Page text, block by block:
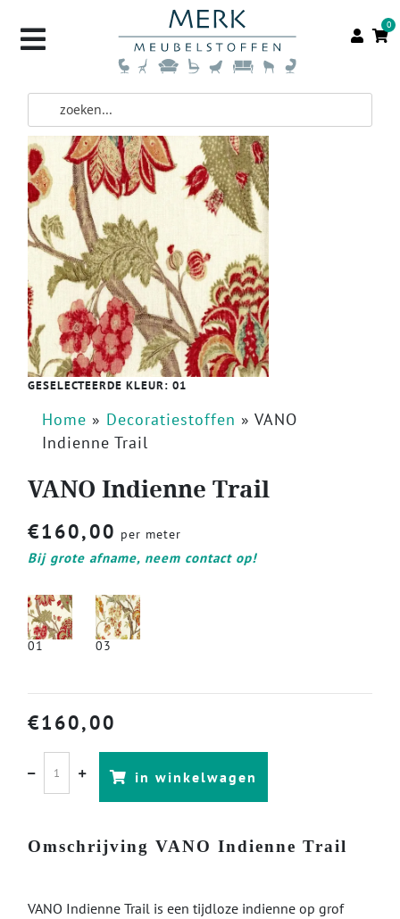
0
GESELECTEERDE KLEUR: 01
Home » Decoratiestoffen » VANO
Indienne Trail
VANO Indienne Trail
€160,00 per meter
Bij grote afname, neem contact op!
01 03
€160,00
in winkelwagen
Omschrijving VANO Indienne Trail
VANO Indienne Trail is een tijdloze indienne op grof